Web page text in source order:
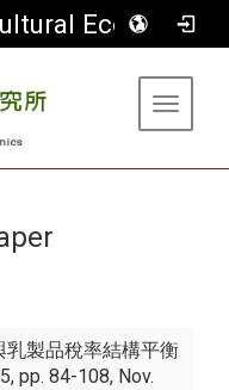
Department of Agricultural Economics
Toggle
製品稅率結構平衡
pp. 84-108, Nov.